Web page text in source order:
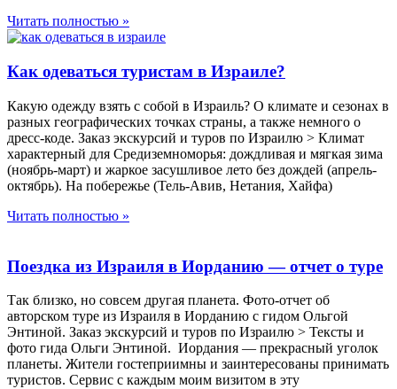
Читать полностью »
Как одеваться туристам в Израиле?
Какую одежду взять с собой в Израиль? О климате и сезонах в
разных географических точках страны, а также немного о
дресс-коде. Заказ экскурсий и туров по Израилю > Климат
характерный для Средиземноморья: дождливая и мягкая зима
(ноябрь-март) и жаркое засушливое лето без дождей (апрель-
октябрь). На побережье (Тель-Авив, Нетания, Хайфа)
Читать полностью »
Поездка из Израиля в Иорданию — отчет о туре
Так близко, но совсем другая планета. Фото-отчет об
авторском туре из Израиля в Иорданию с гидом Ольгой
Энтиной. Заказ экскурсий и туров по Израилю > Тексты и
фото гида Ольги Энтиной. Иордания — прекрасный уголок
планеты. Жители гостеприимны и заинтересованы принимать
туристов. Сервис с каждым моим визитом в эту